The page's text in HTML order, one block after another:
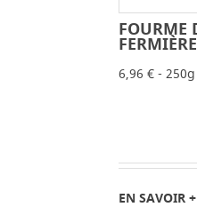
FOURME
FERMIÈRE
6,96 € - 250g
EN SAVOIR +